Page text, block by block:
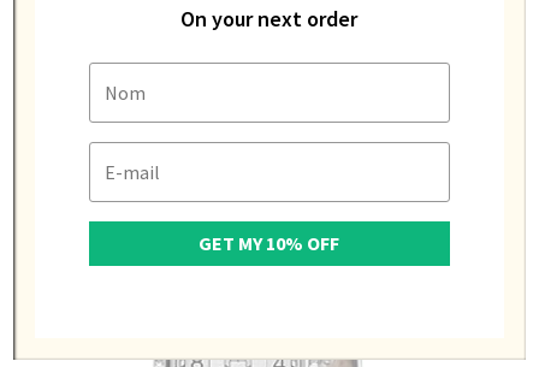
On your next order
GET MY 10% OFF